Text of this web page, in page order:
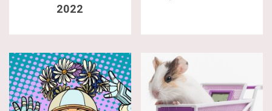
2022